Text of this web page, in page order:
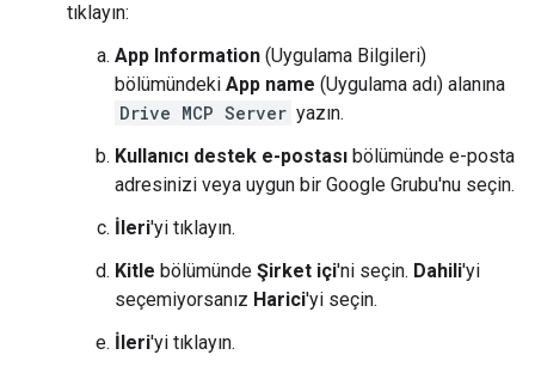
tıklayın:
App Information (Uygulama Bilgileri)
bölümündeki App name (Uygulama adı) alanına
Drive MCP Server yazın.
Kullanıcı destek e-postası bölümünde e-posta
adresinizi veya uygun bir Google Grubu'nu seçin.
İleri'yi tıklayın.
Kitle bölümünde Şirket içi'ni seçin. Dahili'yi
seçemiyorsanız Harici'yi seçin.
İleri'yi tıklayın.